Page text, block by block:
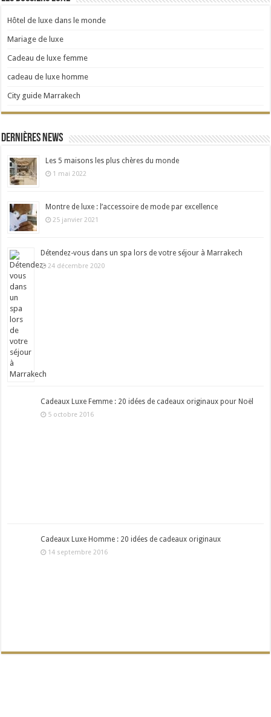
Hôtel de luxe dans le monde
Mariage de luxe
Cadeau de luxe femme
cadeau de luxe homme
City guide Marrakech
Dernières news
Les 5 maisons les plus chères du monde
1 mai 2022
Montre de luxe : l’accessoire de mode par excellence
25 janvier 2021
Détendez-vous dans un spa lors de votre séjour à Marrakech
24 décembre 2020
Cadeaux Luxe Femme : 20 idées de cadeaux originaux pour Noël
5 octobre 2016
Cadeaux Luxe Homme : 20 idées de cadeaux originaux
14 septembre 2016